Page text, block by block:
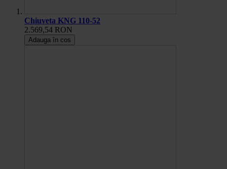
Chiuveta KNG 110-52
2.569,54 RON
Adauga în cos